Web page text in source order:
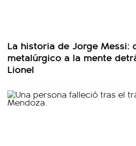
La historia de Jorge Messi:
metalúrgico a la mente
Lionel